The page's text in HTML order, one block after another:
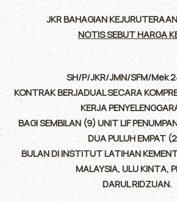
JKR BAHAGIAN
NOTIS SEBUT HARGA
SH/P/JKR/JMN/SFM/Mek
KONTRAK BERJADUAL SECARA
KERJA
BAGI SEMBILAN (9) UNIT LIF
DUA PULUH EMPAT
BULAN DI INSTITUT LATIHAN
MALAYSIA, ULU KINTA,
DARUL RIDZUAN.